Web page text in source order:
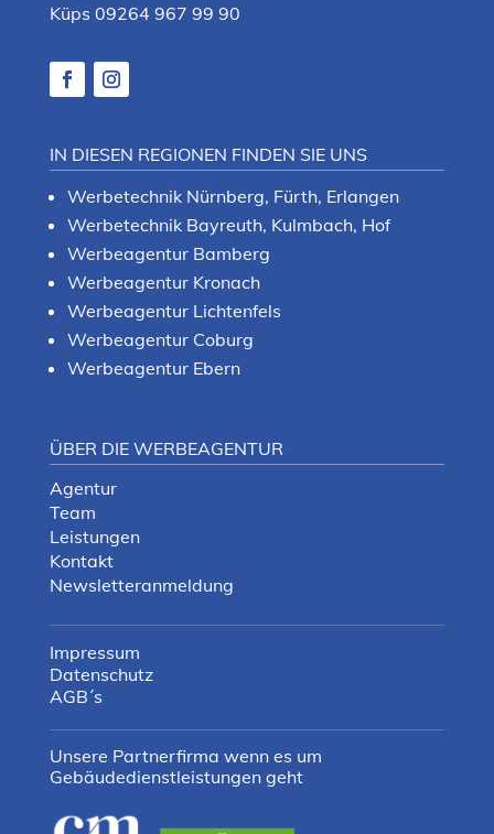
Küps 09264 967 99 90
IN DIESEN REGIONEN FINDEN SIE UNS
Werbetechnik Nürnberg, Fürth, Erlangen
Werbetechnik Bayreuth, Kulmbach, Hof
Werbeagentur Bamberg
Werbeagentur Kronach
Werbeagentur Lichtenfels
Werbeagentur Coburg
Werbeagentur Ebern
ÜBER DIE WERBEAGENTUR
Agentur
Team
Leistungen
Kontakt
Newsletteranmeldung
Impressum
Datenschutz
AGB´s
Unsere Partnerfirma wenn es um
Gebäudedienstleistungen geht